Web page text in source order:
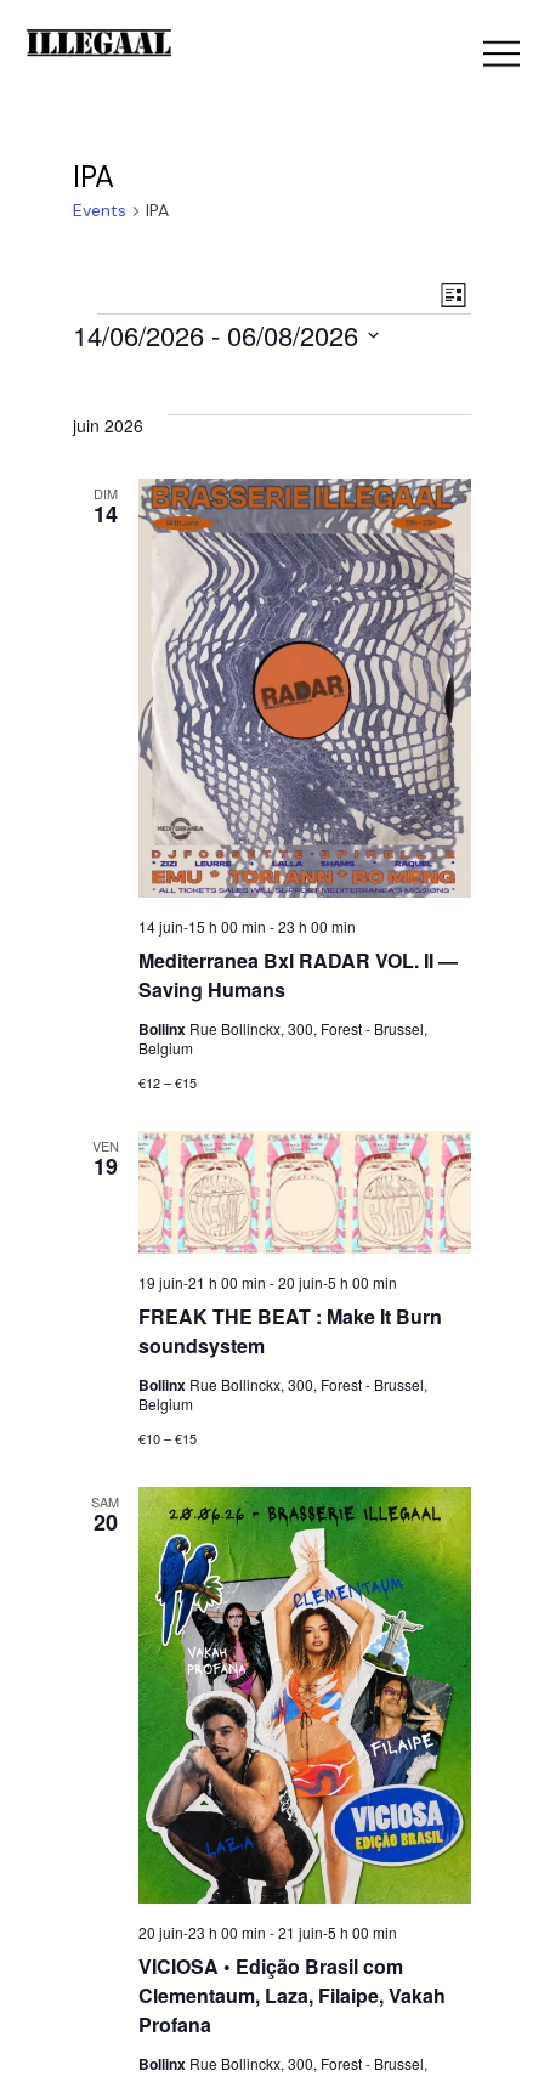
IPA
Events IPA
V
e
w
s
N
a
v
i
g
a
t
n
E
v
e
n
t
V
i
e
w
N
a
v
a
t
i
o
n
List
Events
14/06/2026 - 06/08/2026
juin 2026
DIM
14
Mediterranea Bxl RADAR VOL. II —
Saving Humans
14 juin-15 h 00 min -23 h 00 min
Bollinx Rue Bollinckx, 300, Forest - Brussel,
Belgium
€12 – €15
VEN
19
FREAK THE BEAT : Make It Burn
soundsystem
19 juin-21 h 00 min -20 juin-5 h 00 min
Bollinx Rue Bollinckx, 300, Forest - Brussel,
Belgium
€10 – €15
SAM
20
VICIOSA • Edição Brasil com
Clementaum, Laza, Filaipe, Vakah
Profana
20 juin-23 h 00 min -21 juin-5 h 00 min
Bollinx Rue Bollinckx, 300, Forest - Brussel,